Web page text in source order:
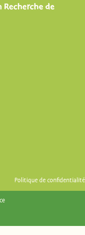
Recherche de
Politique de confidentialité